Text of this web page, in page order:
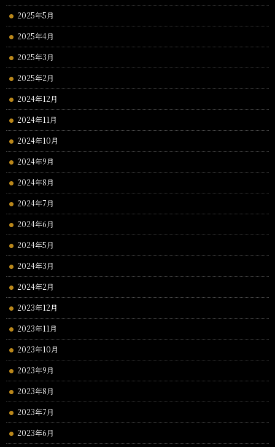
2025年5月
2025年4月
2025年3月
2025年2月
2024年12月
2024年11月
2024年10月
2024年9月
2024年8月
2024年7月
2024年6月
2024年5月
2024年3月
2024年2月
2023年12月
2023年11月
2023年10月
2023年9月
2023年8月
2023年7月
2023年6月